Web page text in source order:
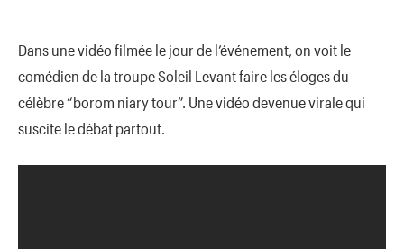
Dans une vidéo filmée le jour de l’événement, on voit le
comédien de la troupe Soleil Levant faire les éloges du
célèbre “borom niary tour”. Une vidéo devenue virale qui
suscite le débat partout.